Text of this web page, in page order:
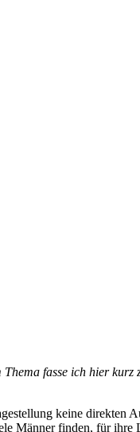
fasse ich hier kurz
keine direkten
Männer finden, für